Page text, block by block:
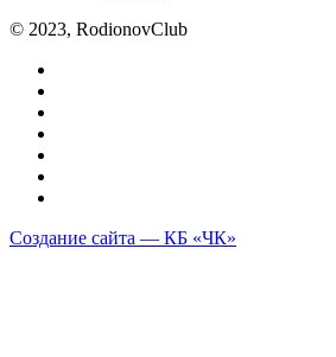
© 2023, RodionovClub
Создание сайта — КБ «ЧК»